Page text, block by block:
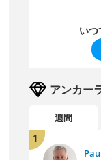
いつ
アンカー
週間
1